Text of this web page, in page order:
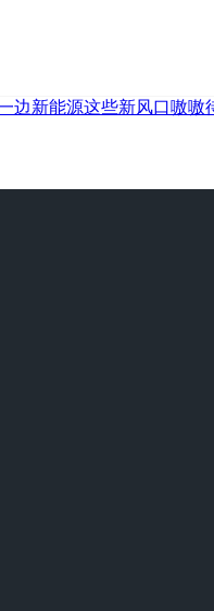
边新能源这些新风口嗷嗷